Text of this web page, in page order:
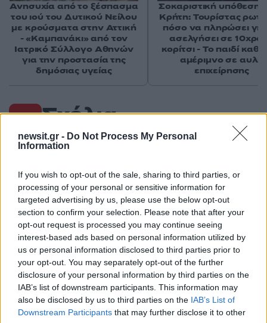
newsit.gr - Do Not Process My Personal
Information
If you wish to opt-out of the sale, sharing to third parties, or
processing of your personal or sensitive information for
targeted advertising by us, please use the below opt-out
section to confirm your selection. Please note that after your
opt-out request is processed you may continue seeing
interest-based ads based on personal information utilized by
us or personal information disclosed to third parties prior to
your opt-out. You may separately opt-out of the further
disclosure of your personal information by third parties on the
IAB’s list of downstream participants. This information may
also be disclosed by us to third parties on the IAB’s List of
Downstream Participants that may further disclose it to other
Σχόλια
Σχολίασε εδώ
50 /50
2000 /2000
Υποβολή σχολίου
Ανησυχία από το ξέσπασμα
του ιού του Δυτικού Νείλου
με κρούσματα στην Αττική
- «Καμπανάκι» από τον
Ιατρικό Σύλλογο Αθηνών
για την προστασία της
δημόσιας υγείας
Σοκαριστική υπόθεση
Κρήτη: Τουρίστας
πόσο να πληρώσει
ασελγήσει σε
κορίτσι - Το παιδί
αμέριμνο σε αυλή
επιχείρησης